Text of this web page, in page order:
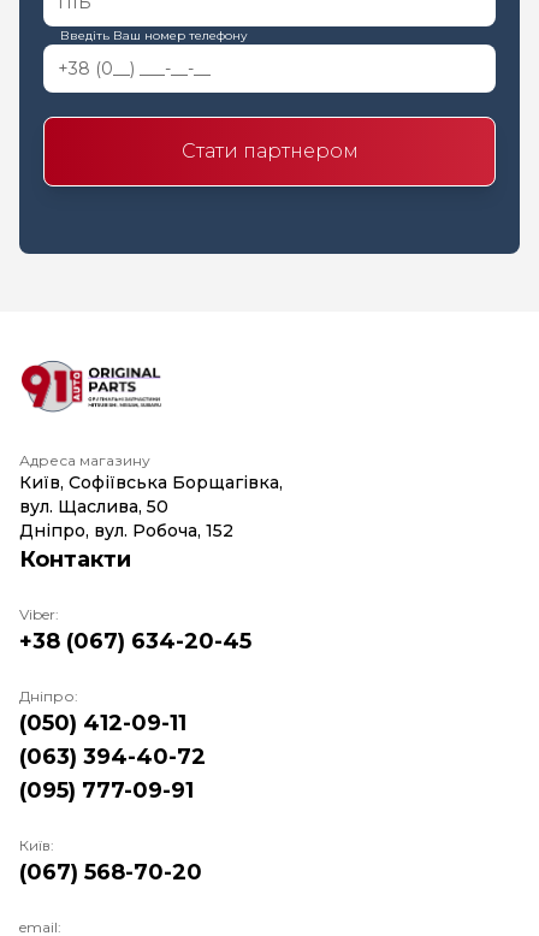
Введіть Ваш номер телефону
Стати партнером
Адреса магазину
Київ, Софіївська Борщагівка,
вул. Щаслива, 50
Дніпро, вул. Робоча, 152
Контакти
Viber:
+38 (067) 634-20-45
Дніпро:
(050) 412-09-11
(063) 394-40-72
(095) 777-09-91
Київ:
(067) 568-70-20
email: